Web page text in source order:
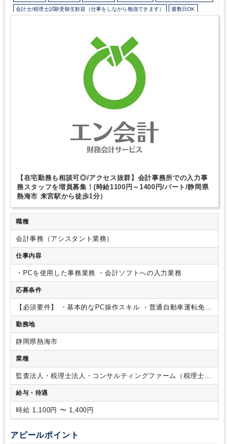
会計士/税理士試験受験生歓迎（仕事をしながら勉強できます） 週数日OK
1日5時間以内でもOK 時短OK 1日7時間未満勤務OK
残業月10時間未満 駅から徒歩5分以内
オフィスカジュアルOK バイク・自転車通勤OK
少人数の職場（所属部門の人数3人以下） ルーティンワークがメイン
EXCELのスキルが活かせる
【在宅勤務も相談可◎/アクセス抜群】会計事務所での入力事
務スタッフを増員募集！(時給1100円～1400円/パート/静岡県
熱海市 来宮駅から徒歩1分）
職種
会計事務（アシスタント業務）
仕事内容
・PCを使用した事務業務 ・会計ソフトへの入力業務
応募条件
【必須要件】 ・基本的なPC操作スキル ・普通自動車運転免許
★年齢・学歴不問★Ｕターン・Ｉターン・Jターン歓迎└面
接にお越しいただいた方は交通費の一部補助あり
勤務地
静岡県熱海市
業種
監査法人・税理士法人・コンサルティングファーム（税理士法
人）
給与・待遇
時給 1,100円 〜 1,400円
アピールポイント